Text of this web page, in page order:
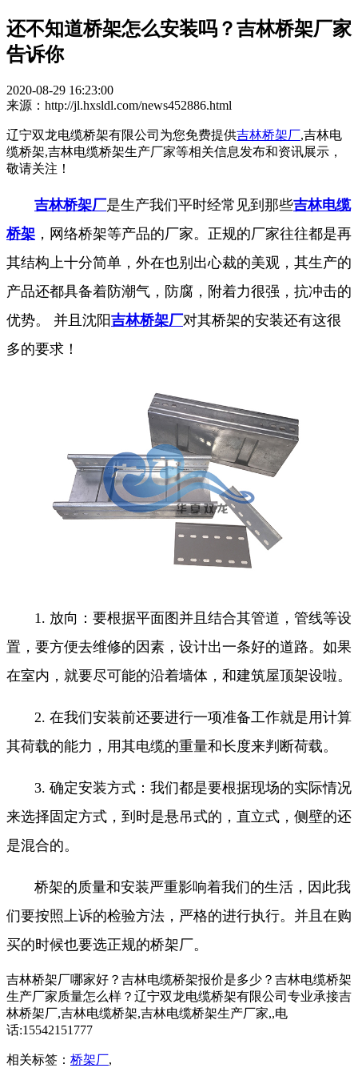
还不知道桥架怎么安装吗？吉林桥架厂家
告诉你
2020-08-29 16:23:00
来源：http://jl.hxsldl.com/news452886.html
辽宁双龙电缆桥架有限公司为您免费提供吉林桥架厂,吉林电
缆桥架,吉林电缆桥架生产厂家等相关信息发布和资讯展示，
敬请关注！
吉林桥架厂是生产我们平时经常见到那些吉林电缆
桥架 ，网络桥架等产品的厂家。正规的厂家往往都是再
其结构上十分简单，外在也别出心裁的美观，其生产的
产品还都具备着防潮气，防腐，附着力很强，抗冲击的
优势。 并且沈阳吉林桥架厂对其桥架的安装还有这很
多的要求！
1. 放向：要根据平面图并且结合其管道，管线等设
置，要方便去维修的因素，设计出一条好的道路。如果
在室内，就要尽可能的沿着墙体，和建筑屋顶架设啦。
2. 在我们安装前还要进行一项准备工作就是用计算
其荷载的能力，用其电缆的重量和长度来判断荷载。
3. 确定安装方式：我们都是要根据现场的实际情况
来选择固定方式，到时是悬吊式的，直立式，侧壁的还
是混合的。
桥架的质量和安装严重影响着我们的生活，因此我
们要按照上诉的检验方法，严格的进行执行。并且在购
买的时候也要选正规的桥架厂。
吉林桥架厂哪家好？吉林电缆桥架报价是多少？吉林电缆桥架
生产厂家质量怎么样？辽宁双龙电缆桥架有限公司专业承接吉
林桥架厂,吉林电缆桥架,吉林电缆桥架生产厂家,,电
话:15542151777
相关标签： 桥架厂,